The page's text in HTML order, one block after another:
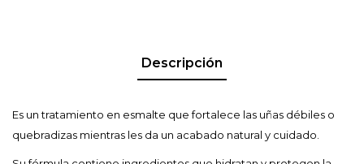
Descripción
Es un tratamiento en esmalte que fortalece las uñas débiles o
quebradizas mientras les da un acabado natural y cuidado.